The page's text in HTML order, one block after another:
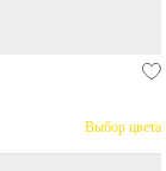
Выбор цвета